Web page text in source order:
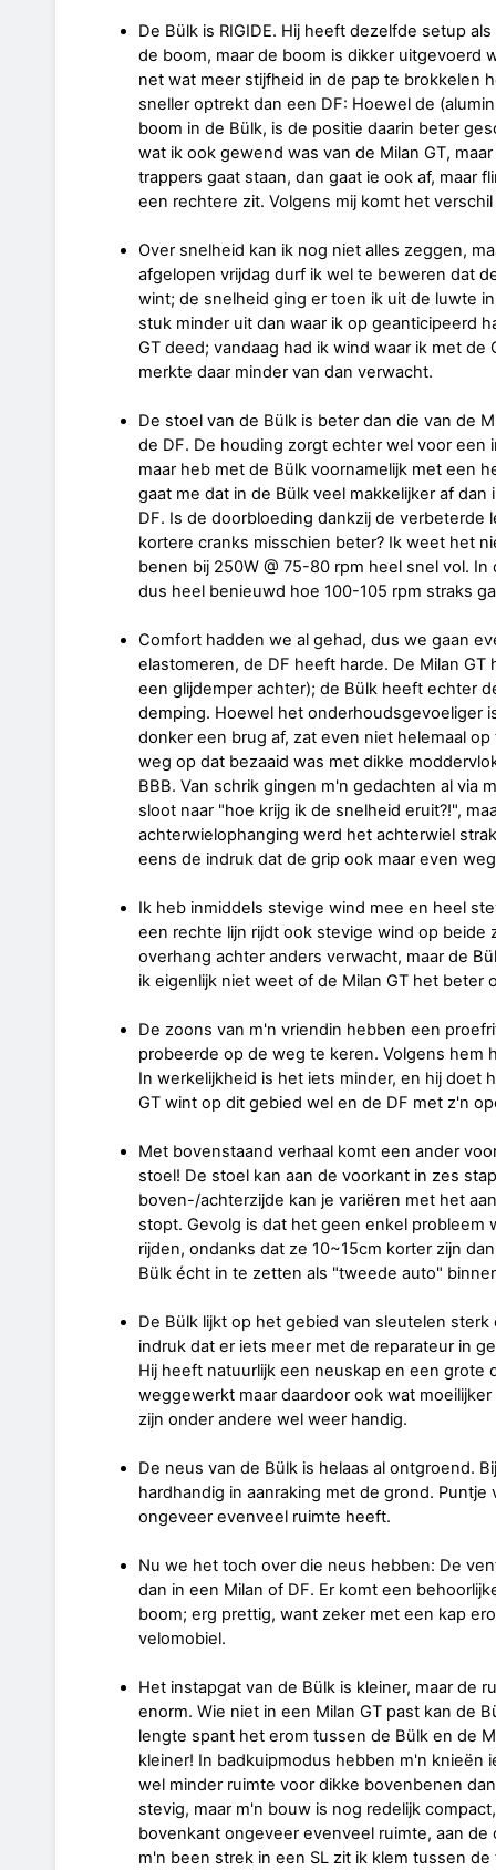
De Bülk is RIGIDE. Hij heeft dezelfde setup
de boom, maar de boom is dikker uitgevoerd
net wat meer stijfheid in de pap te brokkelen
sneller optrekt dan een DF: Hoewel de
boom in de Bülk, is de positie daarin beter
wat ik ook gewend was van de Milan GT,
trappers gaat staan, dan gaat ie ook af, maar
een rechtere zit. Volgens mij komt het
Over snelheid kan ik nog niet alles zeggen,
afgelopen vrijdag durf ik wel te beweren dat
wint; de snelheid ging er toen ik uit de luwte
stuk minder uit dan waar ik op geanticipeerd
GT deed; vandaag had ik wind waar ik met de
merkte daar minder van dan verwacht.
De stoel van de Bülk is beter dan die van de
de DF. De houding zorgt echter wel voor
maar heb met de Bülk voornamelijk met een
gaat me dat in de Bülk veel makkelijker af
DF. Is de doorbloeding dankzij de
kortere cranks misschien beter? Ik weet het
benen bij 250W @ 75-80 rpm heel snel vol.
dus heel benieuwd hoe 100-105 rpm straks
Comfort hadden we al gehad, dus we gaan
elastomeren, de DF heeft harde. De Milan
een glijdemper achter); de Bülk heeft echter
demping. Hoewel het onderhoudsgevoeliger
donker een brug af, zat even niet helemaal
weg op dat bezaaid was met dikke
BBB. Van schrik gingen m'n gedachten al via
sloot naar "hoe krijg ik de snelheid eruit?!",
achterwielophanging werd het achterwiel
eens de indruk dat de grip ook maar even
Ik heb inmiddels stevige wind mee en heel
een rechte lijn rijdt ook stevige wind op beide
overhang achter anders verwacht, maar de
ik eigenlijk niet weet of de Milan GT het beter
De zoons van m'n vriendin hebben een
probeerde op de weg te keren. Volgens hem
In werkelijkheid is het iets minder, en hij doet
GT wint op dit gebied wel en de DF met z'n
Met bovenstaand verhaal komt een ander
stoel! De stoel kan aan de voorkant in zes
boven-/achterzijde kan je variëren met het
stopt. Gevolg is dat het geen enkel
rijden, ondanks dat ze 10~15cm korter zijn
Bülk écht in te zetten als "tweede auto"
De Bülk lijkt op het gebied van sleutelen
indruk dat er iets meer met de reparateur in
Hij heeft natuurlijk een neuskap en een grote
weggewerkt maar daardoor ook wat
zijn onder andere wel weer handig.
De neus van de Bülk is helaas al ontgroend.
hardhandig in aanraking met de grond.
ongeveer evenveel ruimte heeft.
Nu we het toch over die neus hebben: De
dan in een Milan of DF. Er komt een
boom; erg prettig, want zeker met een kap
velomobiel.
Het instapgat van de Bülk is kleiner, maar de
enorm. Wie niet in een Milan GT past kan de
lengte spant het erom tussen de Bülk en de
kleiner! In badkuipmodus hebben m'n knieën
wel minder ruimte voor dikke bovenbenen
stevig, maar m'n bouw is nog redelijk
bovenkant ongeveer evenveel ruimte, aan
m'n been strek in een SL zit ik klem tussen